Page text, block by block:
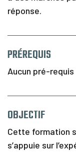
réponse.
PRÉREQUIS
Aucun pré-
OBJECTIF
Cette formation
s’appuie sur